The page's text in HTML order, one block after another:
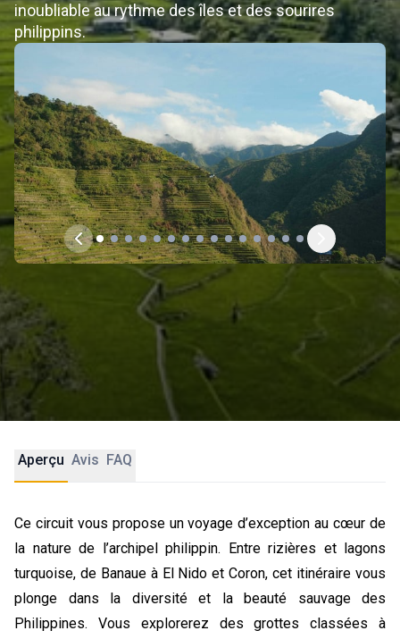
inoubliable au rythme des îles et des sourires
philippins.
Aperçu Avis FAQ
Ce circuit vous propose un voyage d’exception au cœur de
la nature de l’archipel philippin. Entre rizières et lagons
turquoise, de Banaue à El Nido et Coron, cet itinéraire vous
plonge dans la diversité et la beauté sauvage des
Philippines. Vous explorerez des grottes classées à